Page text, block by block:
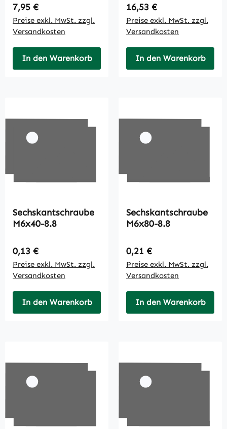
Regulärer Preis:
7,95 €
Preise exkl. MwSt. zzgl.
Versandkosten
In den Warenkorb
Regulärer Preis:
16,53 €
Preise exkl. MwSt. zzgl.
Versandkosten
In den Warenkorb
Sechskantschraube
M6x40-8.8
Regulärer Preis:
0,13 €
Preise exkl. MwSt. zzgl.
Versandkosten
In den Warenkorb
Sechskantschraube
M6x80-8.8
Regulärer Preis:
0,21 €
Preise exkl. MwSt. zzgl.
Versandkosten
In den Warenkorb